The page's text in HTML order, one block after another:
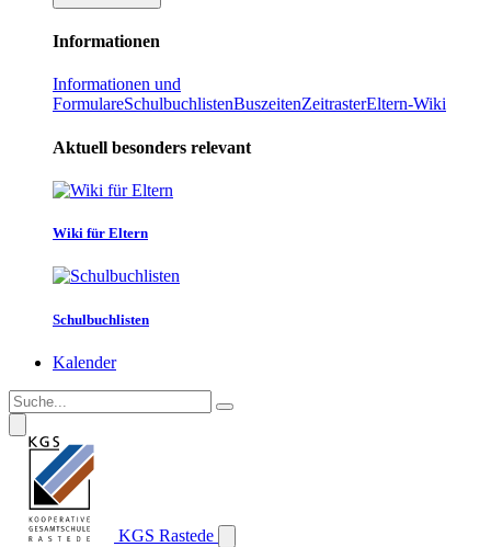
Informationen
Informationen und
FormulareSchulbuchlistenBuszeitenZeitrasterEltern-Wiki
Aktuell besonders relevant
Wiki für Eltern
Schulbuchlisten
Kalender
KGS Rastede